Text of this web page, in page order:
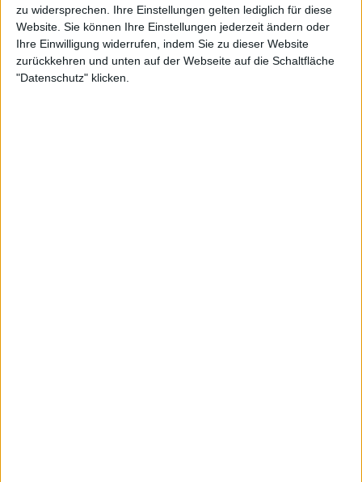
zu widersprechen. Ihre Einstellungen gelten lediglich für diese
Website. Sie können Ihre Einstellungen jederzeit ändern oder
Ihre Einwilligung widerrufen, indem Sie zu dieser Website
zurückkehren und unten auf der Webseite auf die Schaltfläche
"Datenschutz" klicken.